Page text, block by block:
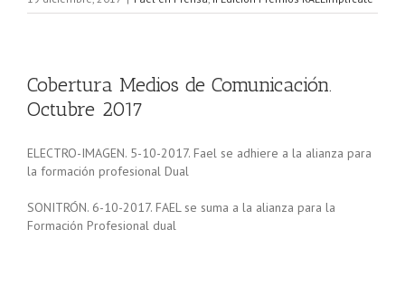
Cobertura Medios de Comunicación.
Octubre 2017
ELECTRO-IMAGEN. 5-10-2017. Fael se adhiere a la alianza para
la formación profesional Dual
SONITRÓN. 6-10-2017. FAEL se suma a la alianza para la
Formación Profesional dual